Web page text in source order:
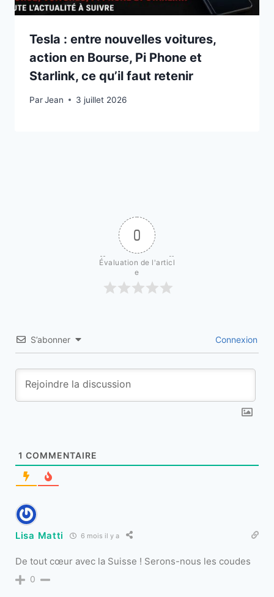
Tesla : entre nouvelles voitures,
action en Bourse, Pi Phone et
Starlink, ce qu’il faut retenir
ParJean
3 juillet 20263 juillet 2026
0
Évaluation de l'articl
e
S’abonner Connexion
1 COMMENTAIRE
Lisa Matti 6 mois il y a
De tout cœur avec la Suisse ! Serons-nous les coudes
0